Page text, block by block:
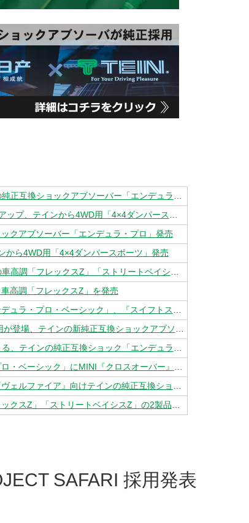
PUSH ON! MYCAR LIFE / 『カローラクロス』用、テインの純正互換ショックアブソーバー「エンデュラ・プロ」発売
PUSH ON! MYCAR LIFE / 『ランクル250』を40mmリフトアップ、テインから4WD用「4×4ダンパースポーツ」発売
クアブソーバー「エンデュラ・プロ」発売
から4WD用「4×4ダンパースポーツ」発売
PUSH ON! MYCAR LIFE / テイン、ダイハツ『ミラ』適合の車高調「フレックスZ」「ストリートベイシスZ」の2製品を発売
高調「フレックスZ」を発売
レスポンス / テインの純正互換ショックアブソーバー「エンデュラ・プロ・ベーシック」、『スイフトスポーツ』『ヤリスクロス』用など一挙追加発売
PUSH ON! MYCAR LIFE / スバル『レガシィ』B4＆ワゴン用が登場、テインの新純正互換ショックアブソーバー「エンデュラ・プロ・ベーシック」
PUSH ON! MYCAR LIFE / 三菱『ミラージュ』の走りを変える、テインの純正互換ショック「エンデュラプロ・プラス」と「エンデュラプロ・ベーシック」
レスポンス / テインの新純正互換ショック「エンデュラ・プロ・ベーシック」にMINI『クロスオーバー』＆『ペースマン』用が登場
レスポンス / フル乗車時もより快適に、『アルファード』『ヴェルファイア』向けテインの純正互換ショック「エンデュラプロ・プラス」
レスポンス / テイン、スバル『プレオ』適合の車高調「フレックスZ」「ストリートベイシスZ」の2製品を発売
SAFARI 採用発表